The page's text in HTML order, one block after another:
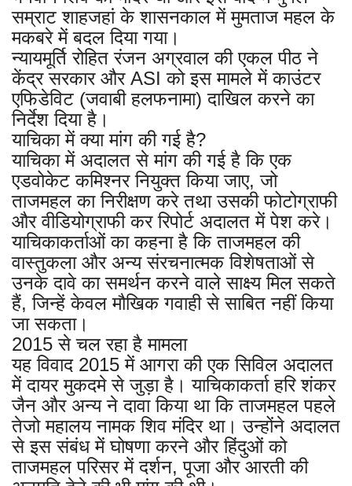
सम्राट शाहजहां के शासनकाल में मुमताज महल के
मकबरे में बदल दिया गया।
न्यायमूर्ति रोहित रंजन अग्रवाल की एकल पीठ ने
केंद्र सरकार और ASI को इस मामले में काउंटर
एफिडेविट (जवाबी हलफनामा) दाखिल करने का
निर्देश दिया है।
याचिका में क्या मांग की गई है?
याचिका में अदालत से मांग की गई है कि एक
एडवोकेट कमिश्नर नियुक्त किया जाए, जो
ताजमहल का निरीक्षण करे तथा उसकी फोटोग्राफी
और वीडियोग्राफी कर रिपोर्ट अदालत में पेश करे।
याचिकाकर्ताओं का कहना है कि ताजमहल की
वास्तुकला और अन्य संरचनात्मक विशेषताओं से
उनके दावे का समर्थन करने वाले साक्ष्य मिल सकते
हैं, जिन्हें केवल मौखिक गवाही से साबित नहीं किया
जा सकता।
2015 से चल रहा है मामला
यह विवाद 2015 में आगरा की एक सिविल अदालत
में दायर मुकदमे से जुड़ा है। याचिकाकर्ता हरि शंकर
जैन और अन्य ने दावा किया था कि ताजमहल पहले
तेजो महालय नामक शिव मंदिर था। उन्होंने अदालत
से इस संबंध में घोषणा करने और हिंदुओं को
ताजमहल परिसर में दर्शन, पूजा और आरती की